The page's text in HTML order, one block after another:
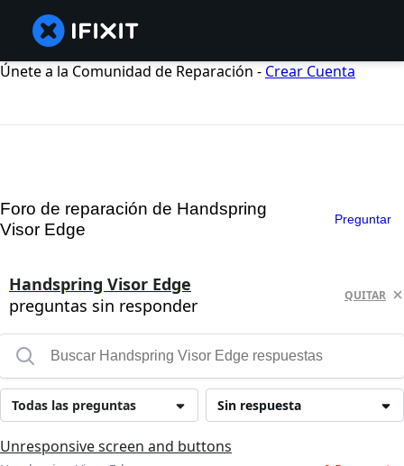
Únete a la Comunidad de Reparación - Crear Cuenta
Foro de reparación de Handspring
Visor Edge
Preguntar
Handspring Visor Edge
preguntas sin responder
QUITAR
Sin respuesta
Todas las preguntas
Unresponsive screen and buttons